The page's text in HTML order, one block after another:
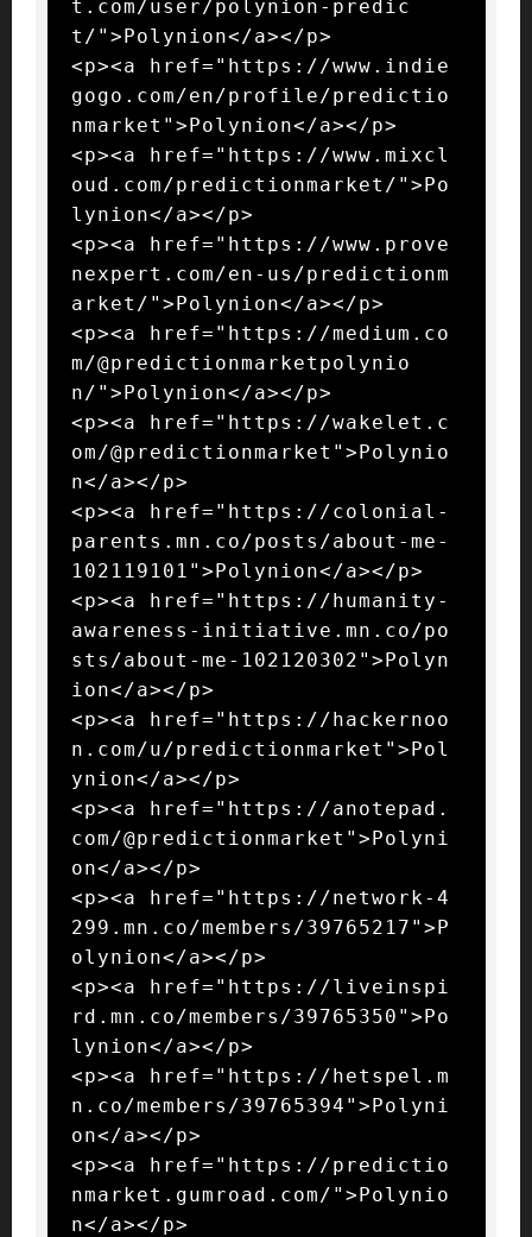
t.com/user/polynion-predic
t/">Polynion</a></p>
<p><a href="https://www.indie
gogo.com/en/profile/predictio
nmarket">Polynion</a></p>
<p><a href="https://www.mixcl
oud.com/predictionmarket/">Po
lynion</a></p>
<p><a href="https://www.prove
nexpert.com/en-us/predictionm
arket/">Polynion</a></p>
<p><a href="https://medium.co
m/@predictionmarketpolynio
n/">Polynion</a></p>
<p><a href="https://wakelet.c
om/@predictionmarket">Polynio
n</a></p>
<p><a href="https://colonial-
parents.mn.co/posts/about-me-
102119101">Polynion</a></p>
<p><a href="https://humanity-
awareness-initiative.mn.co/po
sts/about-me-102120302">Polyn
ion</a></p>
<p><a href="https://hackernoo
n.com/u/predictionmarket">Pol
ynion</a></p>
<p><a href="https://anotepad.
com/@predictionmarket">Polyni
on</a></p>
<p><a href="https://network-4
299.mn.co/members/39765217">P
olynion</a></p>
<p><a href="https://liveinspi
rd.mn.co/members/39765350">Po
lynion</a></p>
<p><a href="https://hetspel.m
n.co/members/39765394">Polyni
on</a></p>
<p><a href="https://predictio
nmarket.gumroad.com/">Polynio
n</a></p>